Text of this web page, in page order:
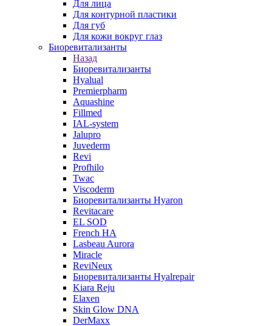
Для лица
Для контурной пластики
Для губ
Для кожи вокруг глаз
Биоревитализанты
Назад
Биоревитализанты
Hyalual
Premierpharm
Aquashine
Fillmed
IAL-system
Jalupro
Juvederm
Revi
Profhilo
Twac
Viscoderm
Биоревитализанты Hyaron
Revitacare
EL SOD
French HA
Lasbeau Aurora
Miracle
ReviNeux
Биоревитализанты Hyalrepair
Kiara Reju
Elaxen
Skin Glow DNA
DerMaxx